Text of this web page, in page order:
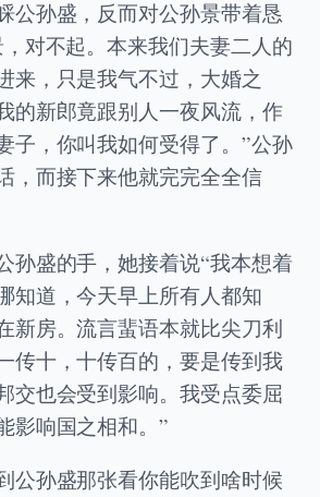
公孙盛，反而对公孙景带着恳
对不起。本来我们夫妻二人的
来，只是我气不过，大婚之
的新郎竟跟别人一夜风流，作
子，你叫我如何受得了。”公孙
，而接下来他就完完全全信
孙盛的手，她接着说“我本想着
知道，今天早上所有人都知
新房。流言蜚语本就比尖刀利
传十，十传百的，要是传到我
交也会受到影响。我受点委屈
影响国之相和。”
公孙盛那张看你能吹到啥时候